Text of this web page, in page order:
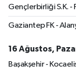
Gençlerbirliği S.K. -
Gaziantep FK -
16 Ağustos,
Başakşehir -